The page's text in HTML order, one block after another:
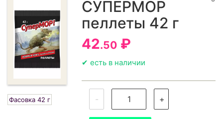
Фасовка 42 г
СУПЕРМОР
пеллеты 42 г
42.50 ₽
✔ есть в наличии
- +